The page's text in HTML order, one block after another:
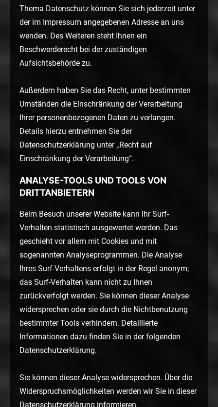
Thema Datenschutz können Sie sich jederzeit unter
der im Impressum angegebenen Adresse an uns
wenden. Des Weiteren steht Ihnen ein
Beschwerderecht bei der zuständigen
Aufsichtsbehörde zu.
Außerdem haben Sie das Recht, unter bestimmten
Umständen die Einschränkung der Verarbeitung
Ihrer personenbezogenen Daten zu verlangen.
Details hierzu entnehmen Sie der
Datenschutzerklärung unter „Recht auf
Einschränkung der Verarbeitung“.
ANALYSE-TOOLS UND TOOLS VON
DRITTANBIETERN
Beim Besuch unserer Website kann Ihr Surf-
Verhalten statistisch ausgewertet werden. Das
geschieht vor allem mit Cookies und mit
sogenannten Analyseprogrammen. Die Analyse
Ihres Surf-Verhaltens erfolgt in der Regel anonym;
das Surf-Verhalten kann nicht zu Ihnen
zurückverfolgt werden. Sie können dieser Analyse
widersprechen oder sie durch die Nichtbenutzung
bestimmter Tools verhindern. Detaillierte
Informationen dazu finden Sie in der folgenden
Datenschutzerklärung.
Sie können dieser Analyse widersprechen. Über die
Widerspruchsmöglichkeiten werden wir Sie in dieser
Datenschutzerklärung informieren.